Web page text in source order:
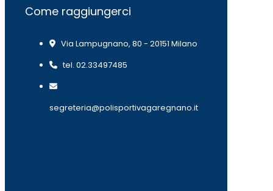
Come raggiungerci
Via Lampugnano, 80 - 20151 Milano
tel. 02.33497485
segreteria@polisportivagaregnano.it